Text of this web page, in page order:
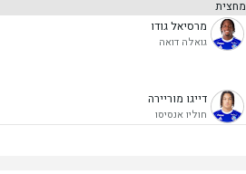
מחצית
מרסיאל גודו
גואלה דואה
דייגו מוריירה
חוליו אנסיסו